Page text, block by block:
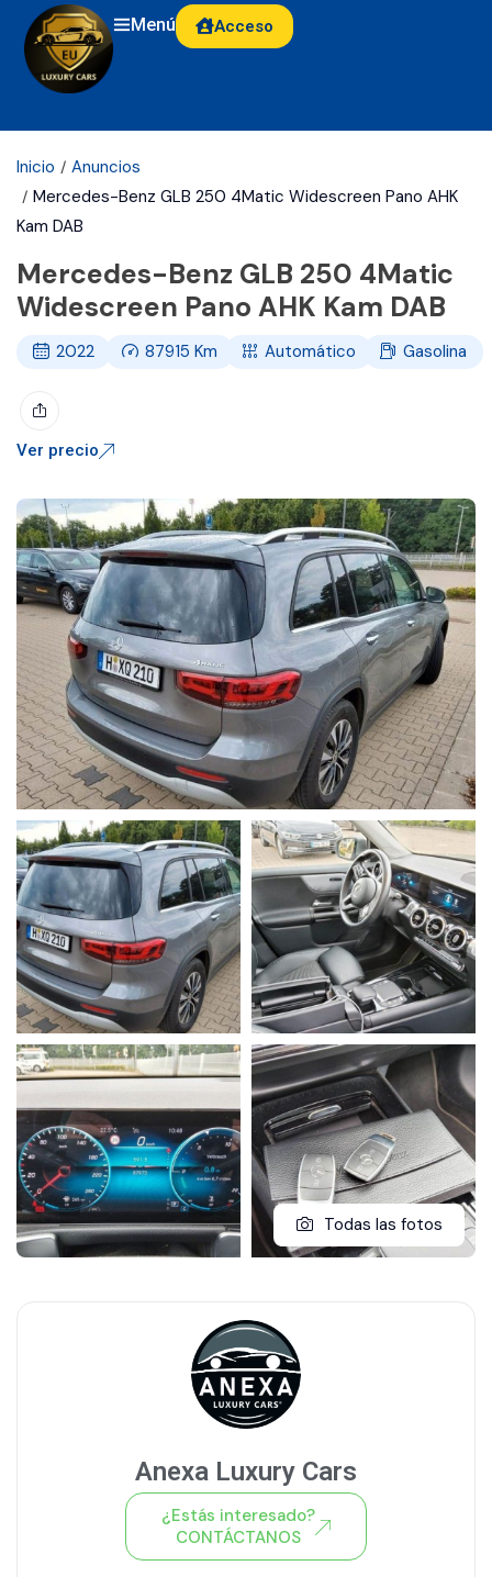
Menú Acceso
Inicio
Anuncios
Mercedes-Benz GLB 250 4Matic Widescreen Pano AHK
Kam DAB
Mercedes-Benz GLB 250 4Matic
Widescreen Pano AHK Kam DAB
2022 87915 Km Automático Gasolina
Ver precio
Todas las fotos
Anexa Luxury Cars
¿Estás interesado?
CONTÁCTANOS